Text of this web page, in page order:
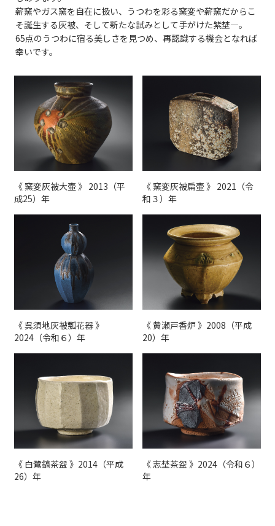
薪窯やガス窯を自在に扱い、うつわを彩る窯変や薪窯だからこ
そ誕生する灰被、そして新たな試みとして手がけた紫埜—。
65点のうつわに宿る美しさを見つめ、再認識する機会となれば
幸いです。
《 窯変灰被大壷 》 2013（平
成25）年
《 窯変灰被扁壷 》 2021（令
和３）年
《 呉須地灰被瓢花器 》
2024（令和６）年
《 黄瀬戸香炉 》2008（平成
20）年
《 白鷺鎬茶盌 》2014（平成
26）年
《 志埜茶盌 》2024（令和６）
年